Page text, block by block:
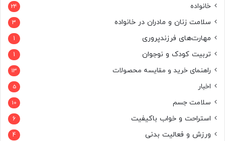
خانواده 24
سلامت زنان و مادران در خانواده 3
مهارت‌های فرزندپروری 1
تربیت کودک و نوجوان 1
راهنمای خرید و مقایسه محصولات 13
اخبار 5
سلامت جسم 10
استراحت و خواب باکیفیت 6
ورزش و فعالیت بدنی 4